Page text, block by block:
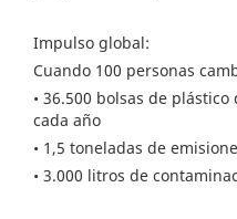
Impulso global:
Cuando 100 personas
• 36.500 bolsas de
cada año
• 1,5 toneladas de
• 3.000 litros de